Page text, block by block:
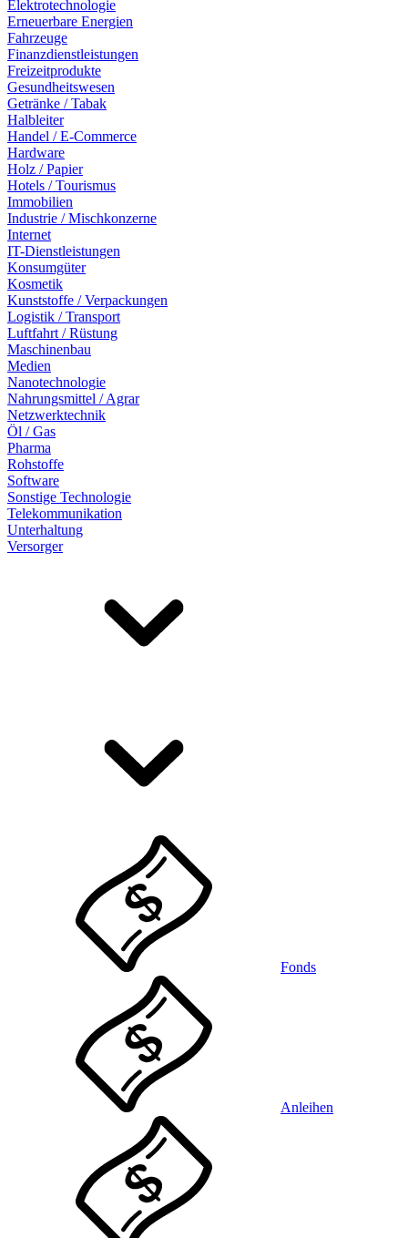
Elektrotechnologie
Erneuerbare Energien
Fahrzeuge
Finanzdienstleistungen
Freizeitprodukte
Gesundheitswesen
Getränke / Tabak
Halbleiter
Handel / E-Commerce
Hardware
Holz / Papier
Hotels / Tourismus
Immobilien
Industrie / Mischkonzerne
Internet
IT-Dienstleistungen
Konsumgüter
Kosmetik
Kunststoffe / Verpackungen
Logistik / Transport
Luftfahrt / Rüstung
Maschinenbau
Medien
Nanotechnologie
Nahrungsmittel / Agrar
Netzwerktechnik
Öl / Gas
Pharma
Rohstoffe
Software
Sonstige Technologie
Telekommunikation
Unterhaltung
Versorger
Fonds
Anleihen